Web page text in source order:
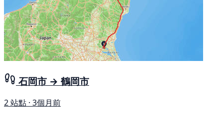
石岡市 → 鶴岡市
2 站點 · 3個月前